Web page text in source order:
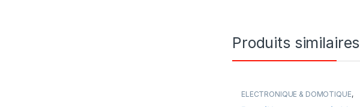
Produits similaires
ELECTRONIQUE & DOMOTIQUE,